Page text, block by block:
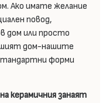
Ако имате желание
повод,
дом или просто
дом-нашите
форми
керамичния занаят